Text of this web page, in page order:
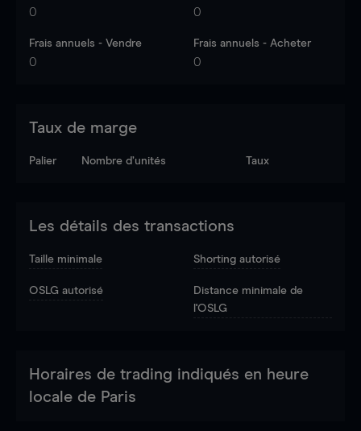
0 0
Frais annuels - Vendre
0
Frais annuels - Acheter
0
Taux de marge
Palier Nombre d’unités Taux
Les détails des transactions
Taille minimale Shorting autorisé
OSLG autorisé
Distance minimale de
l'OSLG
Horaires de trading indiqués en heure
locale de Paris